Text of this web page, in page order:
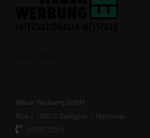
Weber Werbung GmbH
Klus 7 | 31073 Delligsen | Hannover
05187 305 0